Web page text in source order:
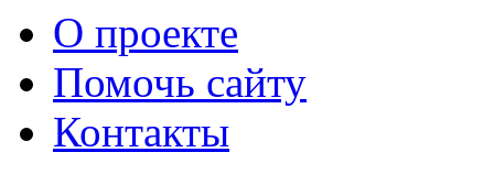
О проекте
Помочь сайту
Контакты